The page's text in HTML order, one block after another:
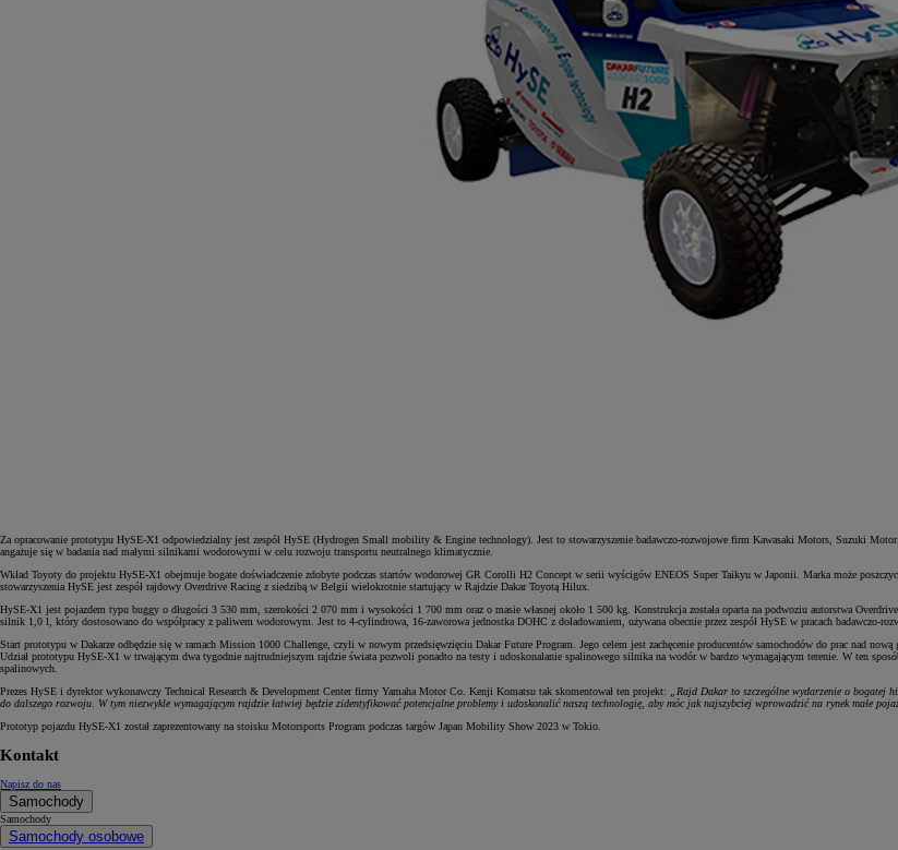
Od 81 900 zł
Yaris Cross
HYBRID
Za opracowanie prototypu HySE-X1 odpowiedzialny jest zespół HySE (Hydrogen Small mobility & Engine technology). Jest to stowarzyszenie badawczo-rozwojowe firm Kawasaki Motors, Suzuki
angażuje się w badania nad małymi silnikami wodorowymi w celu rozwoju transportu neutralnego klimatycznie.
Wkład Toyoty do projektu HySE-X1 obejmuje bogate doświadczenie zdobyte podczas startów wodorowej GR Corolli H2 Concept w serii wyścigów ENEOS Super Taikyu w Japonii. Marka może
stowarzyszenia HySE jest zespół rajdowy Overdrive Racing z siedzibą w Belgii wielokrotnie startujący w Rajdzie Dakar Toyotą Hilux.
HySE-X1 jest pojazdem typu buggy o długości 3 530 mm, szerokości 2 070 mm i wysokości 1 700 mm oraz o masie własnej około 1 500 kg. Konstrukcja została oparta na podwoziu autorstwa
silnik 1,0 l, który dostosowano do współpracy z paliwem wodorowym. Jest to 4-cylindrowa, 16-zaworowa jednostka DOHC z doładowaniem, używana obecnie przez zespół HySE w pracach badawczo-
Start prototypu w Dakarze odbędzie się w ramach Mission 1000 Challenge, czyli w nowym przedsięwzięciu Dakar Future Program. Jego celem jest zachęcenie producentów samochodów do prac nad
Udział prototypu HySE-X1 w trwającym dwa tygodnie najtrudniejszym rajdzie świata pozwoli ponadto na testy i udoskonalanie spalinowego silnika na wodór w bardzo wymagającym terenie. W ten
spalinowych.
Prezes HySE i dyrektor wykonawczy Technical Research & Development Center firmy Yamaha Motor Co. Kenji Komatsu tak skomentował ten projekt: „Rajd Dakar to szczególne wydarzenie o bogatej
do dalszego rozwoju. W tym niezwykle wymagającym rajdzie łatwiej będzie zidentyfikować potencjalne problemy i udoskonalić naszą technologię, aby móc jak najszybciej wprowadzić na rynek małe
Prototyp pojazdu HySE-X1 został zaprezentowany na stoisku Motorsports Program podczas targów Japan Mobility Show 2023 w Tokio.
Kontakt
Napisz do nas
Samochody
Samochody
Samochody osobowe